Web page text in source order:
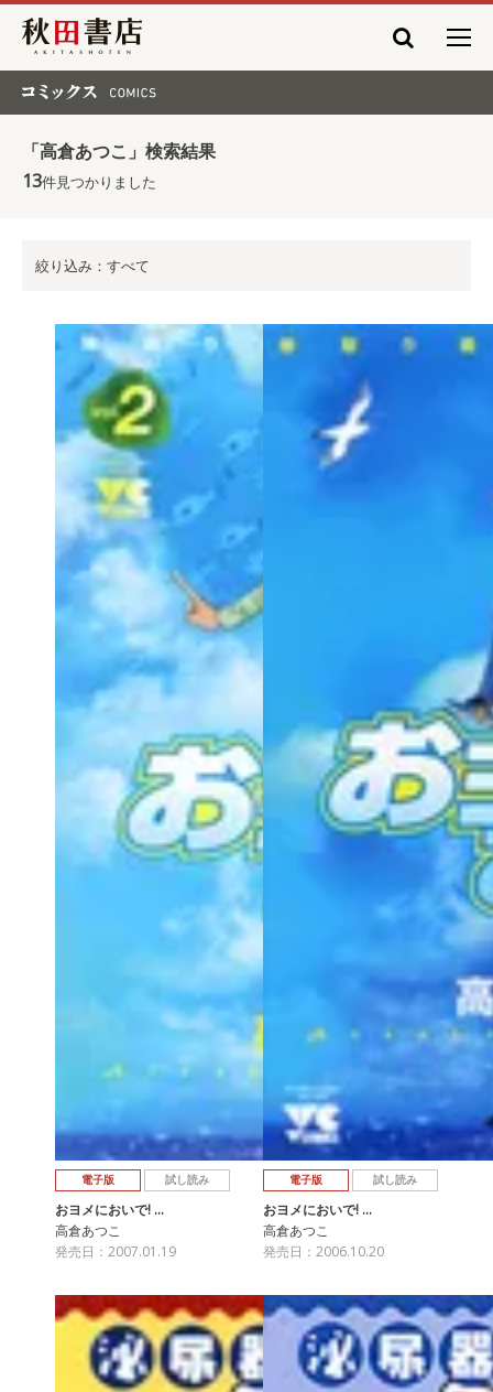
秋田書店
「高倉あつこ」検索結果
13件見つかりました
絞り込み：すべて
電子版 試し読み
おヨメにおいで! …
高倉あつこ
発売日：2007.01.19
電子版 試し読み
おヨメにおいで! …
高倉あつこ
発売日：2006.10.20